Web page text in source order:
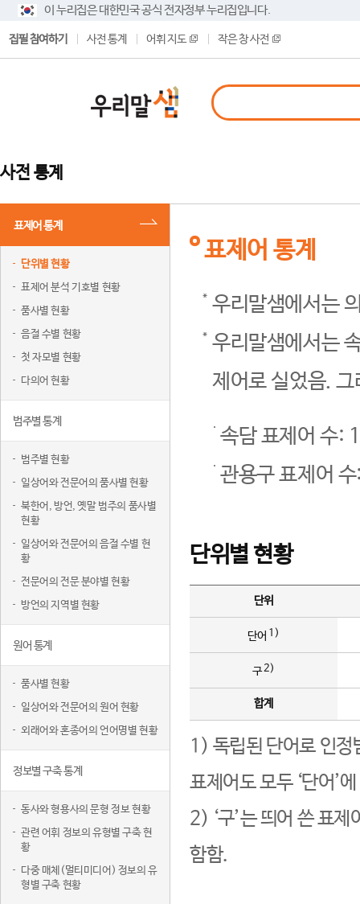
이 누리집은 대한민국 공식 전자정부 누리집입니다.
집필 참여하기 사전 통계 어휘 지도 작은 창 사전
사전 통계
표제어 통계
단위별 현황
표제어 분석 기호별 현황
품사별 현황
음절 수별 현황
첫 자모별 현황
다의어 현황
범주별 통계
범주별 현황
일상어와 전문어의 품사별 현황
북한어, 방언, 옛말 범주의 품사별
현황
일상어와 전문어의 음절 수별 현
황
전문어의 전문 분야별 현황
방언의 지역별 현황
원어 통계
품사별 현황
일상어와 전문어의 원어 현황
외래어와 혼종어의 언어명별 현황
정보별 구축 통계
동사와 형용사의 문형 정보 현황
관련 어휘 정보의 유형별 구축 현
황
다중 매체(멀티미디어) 정보의 유
형별 구축 현황
표제어 통계
우리말샘에서는
우리말샘에서는
제어로 실었음.
속담 표제어 수:
관용구 표제어
단위별 현황
단위
단어 1)
구2)
합계
1) 독립된 단어로 인정
표제어도 모두 ‘단어’
2) ‘구’는 띄어 쓴 표
함함.